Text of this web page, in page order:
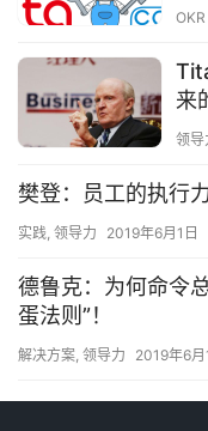
OKR
来
领导
樊登：员工的执行
实践, 领导力 2019年6月1日
德鲁克：为何命令
蛋法则”！
解决方案, 领导力 2019年6月